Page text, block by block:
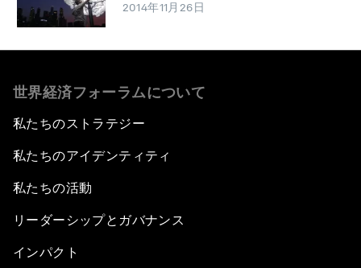
2014年11月26日
世界経済フォーラムについて
私たちのストラテジー
私たちのアイデンティティ
私たちの活動
リーダーシップとガバナンス
インパクト